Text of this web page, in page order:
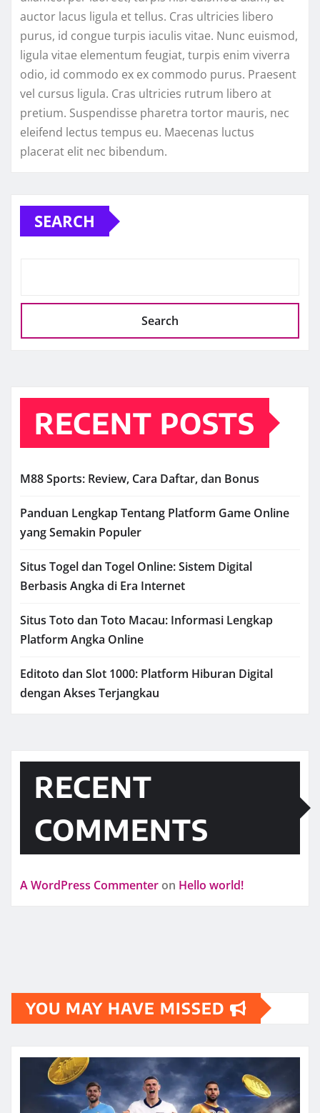
auctor lacus ligula et tellus. Cras ultricies libero
purus, id congue turpis iaculis vitae. Nunc euismod,
ligula vitae elementum feugiat, turpis enim viverra
odio, id commodo ex ex commodo purus. Praesent
vel cursus ligula. Cras ultricies rutrum libero at
pretium. Suspendisse pharetra tortor mauris, nec
eleifend lectus tempus eu. Maecenas luctus
placerat elit nec bibendum.
SEARCH
Search
RECENT POSTS
M88 Sports: Review, Cara Daftar, dan Bonus
Panduan Lengkap Tentang Platform Game Online
yang Semakin Populer
Situs Togel dan Togel Online: Sistem Digital
Berbasis Angka di Era Internet
Situs Toto dan Toto Macau: Informasi Lengkap
Platform Angka Online
Editoto dan Slot 1000: Platform Hiburan Digital
dengan Akses Terjangkau
RECENT
COMMENTS
A WordPress Commenter on Hello world!
YOU MAY HAVE MISSED